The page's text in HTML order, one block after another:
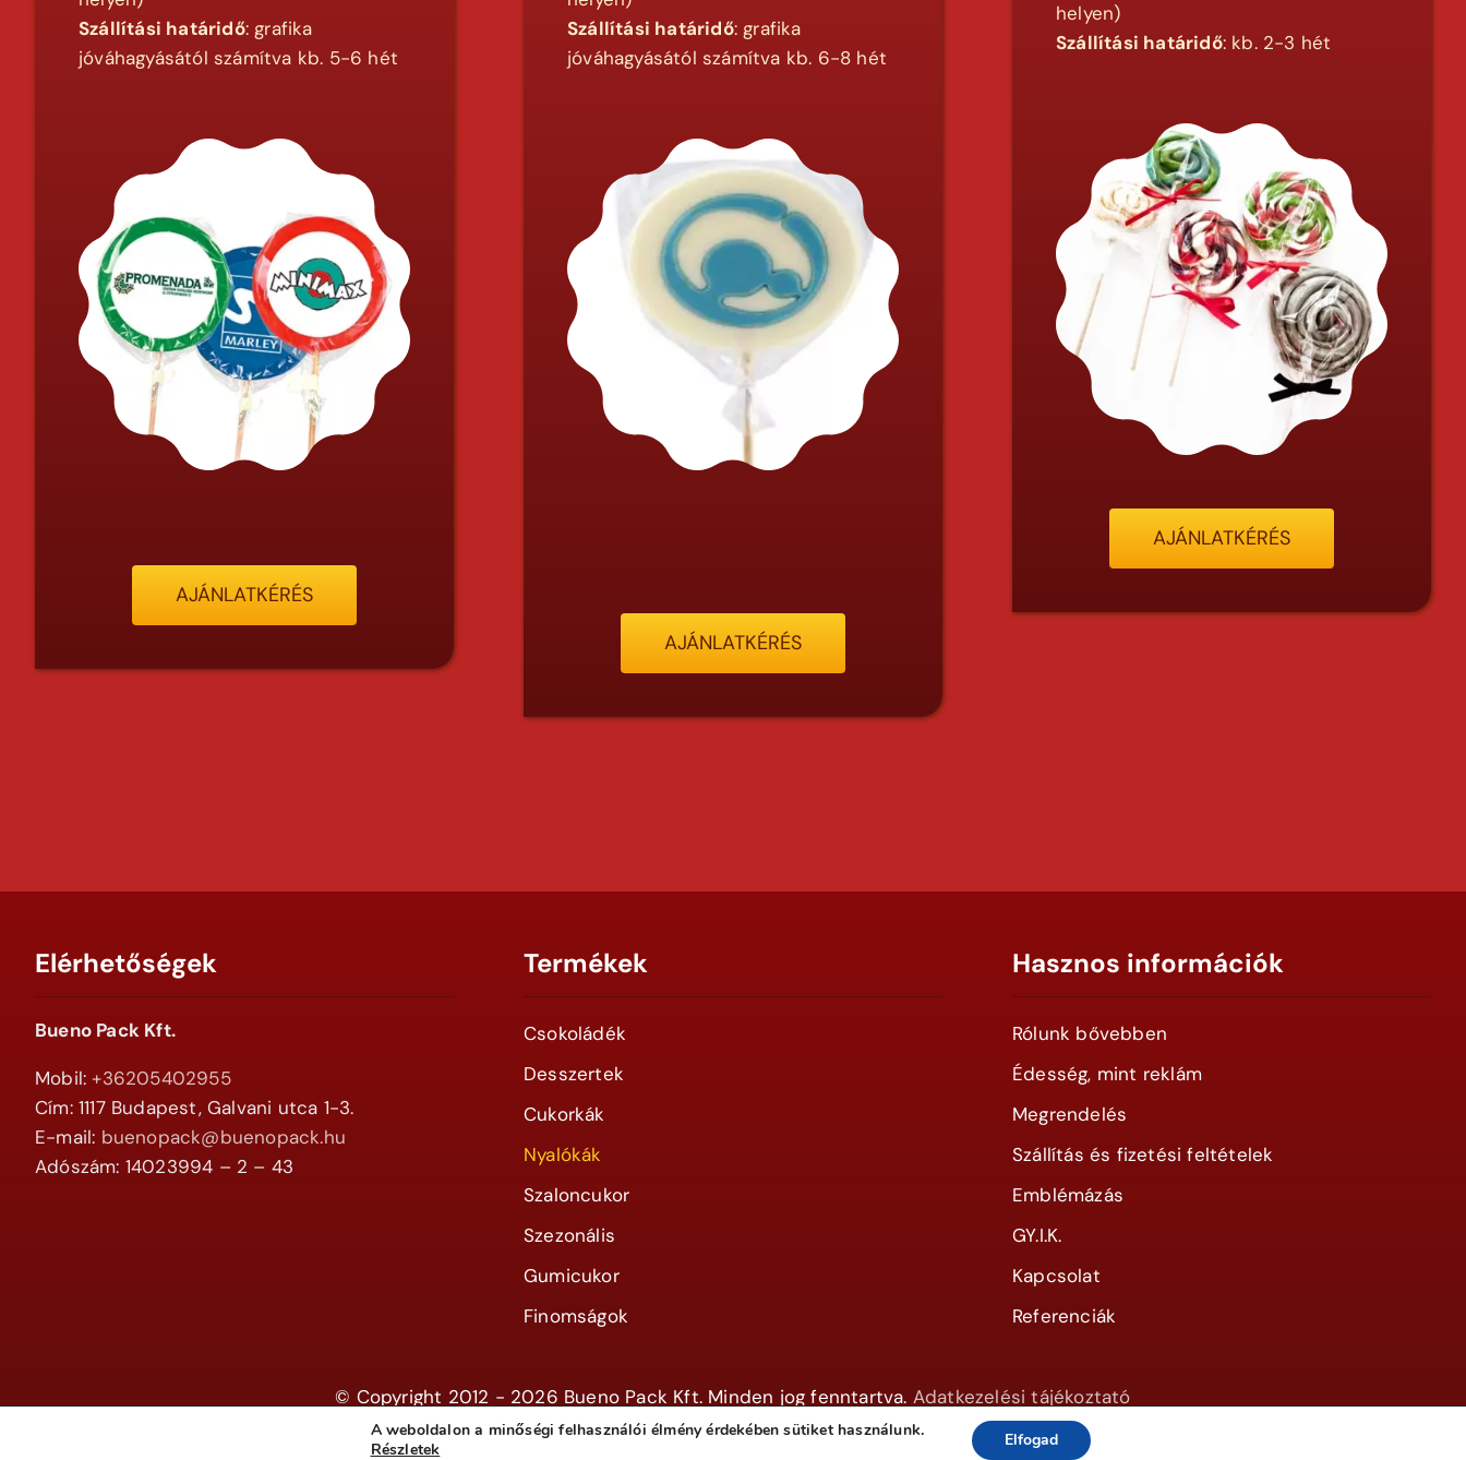
Szállítási határidő: grafika
jóváhagyásától számítva kb. 5-6 hét
AJÁNLATKÉRÉS
Szállítási határidő: grafika
jóváhagyásától számítva kb. 6-8 hét
AJÁNLATKÉRÉS
helyen)
Szállítási határidő: kb. 2-3 hét
AJÁNLATKÉRÉS
Elérhetőségek
Bueno Pack Kft.
Mobil:+36205402955
Cím: 1117 Budapest, Galvani utca 1-3.
E-mail: buenopack@buenopack.hu
Adószám: 14023994 – 2 – 43
Termékek
Csokoládék
Desszertek
Cukorkák
Nyalókák
Szaloncukor
Szezonális
Gumicukor
Finomságok
Hasznos információk
Rólunk bővebben
Édesség, mint reklám
Megrendelés
Szállítás és fizetési feltételek
Emblémázás
GY.I.K.
Kapcsolat
Referenciák
© Copyright 2012 - 2026 Bueno Pack Kft. Minden jog fenntartva. Adatkezelési tájékoztató
A weboldalon a minőségi felhasználói élmény érdekében sütiket használunk.
Részletek
Elfogad